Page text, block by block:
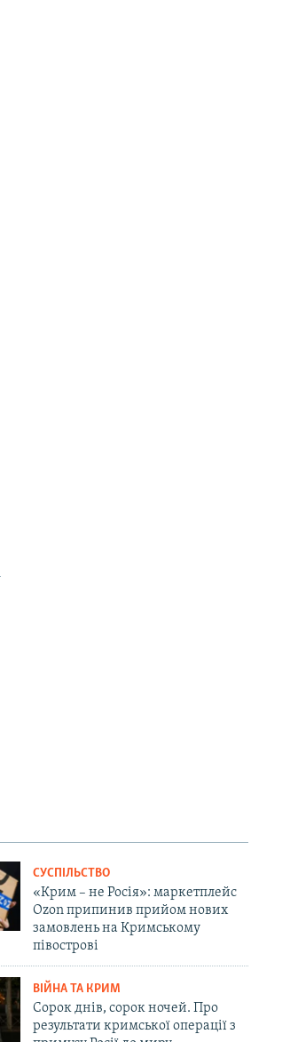
СУСПІЛЬСТВО
«Крим – не Росія»: маркетплейс
Ozon припинив прийом нових
замовлень на Кримському
півострові
ВІЙНА ТА КРИМ
Сорок днів, сорок ночей. Про
результати кримської операції з